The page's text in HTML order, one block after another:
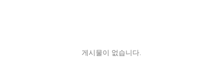
게시물이 없습니다.